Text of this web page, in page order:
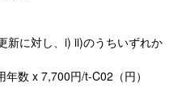
新に対し、i) ii)のうちいずれか
数 x 7,700円/t-C02（円）